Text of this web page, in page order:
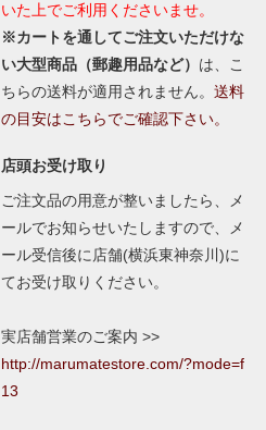
いた上でご利用くださいませ。
※カートを通してご注文いただけな
い大型商品（郵趣用品など） は、こ
ちらの送料が適用されません。 送料
の目安はこちらでご確認下さい。
店頭お受け取り
ご注文品の用意が整いましたら、メ
ールでお知らせいたしますので、メ
ール受信後に店舗(横浜東神奈川)に
てお受け取りください。
実店舗営業のご案内 >>
http://marumatestore.com/?mode=f
13